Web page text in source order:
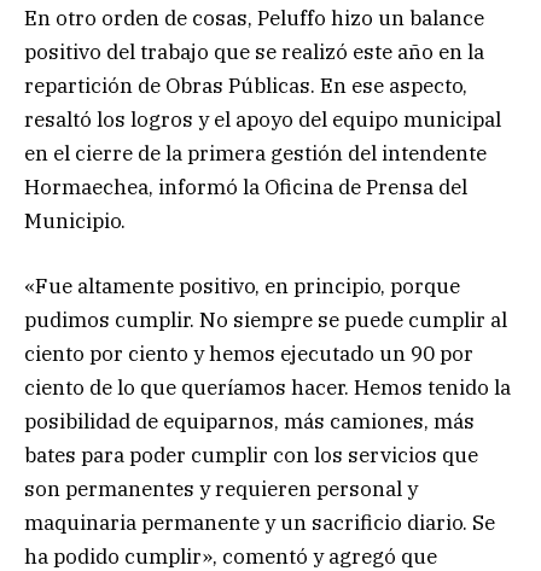
En otro orden de cosas, Peluffo hizo un balance
positivo del trabajo que se realizó este año en la
repartición de Obras Públicas. En ese aspecto,
resaltó los logros y el apoyo del equipo municipal
en el cierre de la primera gestión del intendente
Hormaechea, informó la Oficina de Prensa del
Municipio.
«Fue altamente positivo, en principio, porque
pudimos cumplir. No siempre se puede cumplir al
ciento por ciento y hemos ejecutado un 90 por
ciento de lo que queríamos hacer. Hemos tenido la
posibilidad de equiparnos, más camiones, más
bates para poder cumplir con los servicios que
son permanentes y requieren personal y
maquinaria permanente y un sacrificio diario. Se
ha podido cumplir», comentó y agregó que